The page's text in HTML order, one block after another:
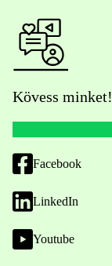
Kövess minket!
Facebook
LinkedIn
Youtube